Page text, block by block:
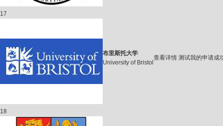
17
布里斯托大学
University of Bristol
查看详情 测试我的申请成
18